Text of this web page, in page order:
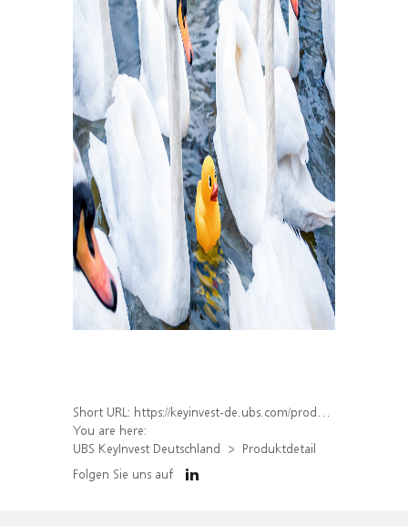
Short URL: https://keyinvest-de.ubs.com/produkt/detail/index/isin/DE000WA8H5L9
You are here:
UBS KeyInvest Deutschland
Produktdetail
Folgen Sie uns auf